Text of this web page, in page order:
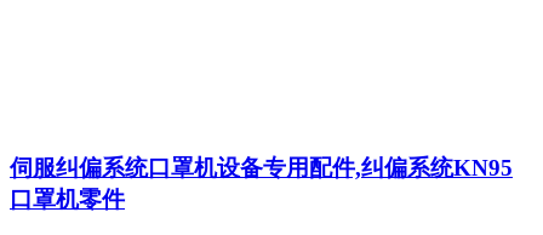
伺服纠偏系统口罩机设备专用配件,纠偏系统KN95
口罩机零件